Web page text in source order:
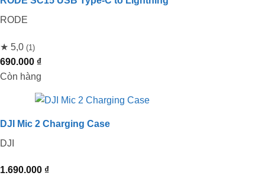
RODE
★ 5,0 (1)
690.000 ₫
Còn hàng
DJI Mic 2 Charging Case
DJI
1.690.000 ₫